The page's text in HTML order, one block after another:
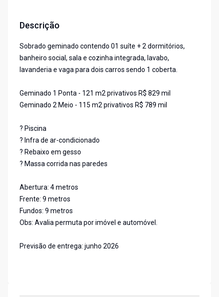
Descrição
Sobrado geminado contendo 01 suíte + 2 dormitórios,
banheiro social, sala e cozinha integrada, lavabo,
lavanderia e vaga para dois carros sendo 1 coberta.
Geminado 1 Ponta - 121 m2 privativos R$ 829 mil
Geminado 2 Meio - 115 m2 privativos R$ 789 mil
? Piscina
? Infra de ar-condicionado
? Rebaixo em gesso
? Massa corrida nas paredes
Abertura: 4 metros
Frente: 9 metros
Fundos: 9 metros
Obs: Avalia permuta por imóvel e automóvel.
Previsão de entrega: junho 2026